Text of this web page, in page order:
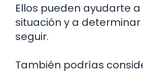
Ellos pueden ayudarte
situación y a determinar
seguir.
También podrías